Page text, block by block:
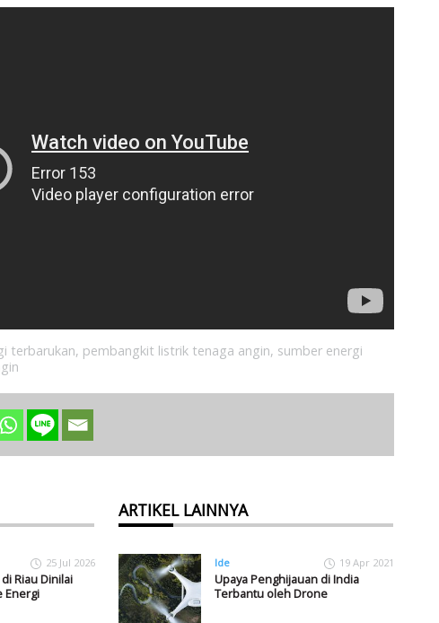
terbarukan, pembangkit listrik tenaga angin, sumber energi
25 Jul 2026
Riau Dinilai
Energi
ARTIKEL LAINNYA
Ide 19 Apr 2021
Upaya Penghijauan di India
Terbantu oleh Drone